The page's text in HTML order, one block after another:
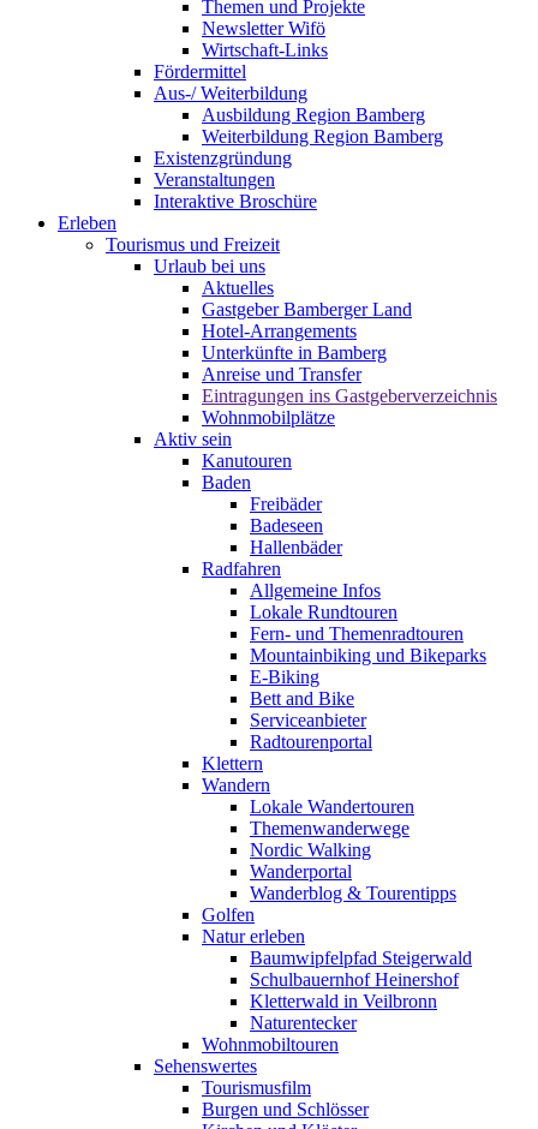
Themen und Projekte
Newsletter Wifö
Wirtschaft-Links
Fördermittel
Aus-/ Weiterbildung
Ausbildung Region Bamberg
Weiterbildung Region Bamberg
Existenzgründung
Veranstaltungen
Interaktive Broschüre
Erleben
Tourismus und Freizeit
Urlaub bei uns
Aktuelles
Gastgeber Bamberger Land
Hotel-Arrangements
Unterkünfte in Bamberg
Anreise und Transfer
Eintragungen ins Gastgeberverzeichnis
Wohnmobilplätze
Aktiv sein
Kanutouren
Baden
Freibäder
Badeseen
Hallenbäder
Radfahren
Allgemeine Infos
Lokale Rundtouren
Fern- und Themenradtouren
Mountainbiking und Bikeparks
E-Biking
Bett and Bike
Serviceanbieter
Radtourenportal
Klettern
Wandern
Lokale Wandertouren
Themenwanderwege
Nordic Walking
Wanderportal
Wanderblog & Tourentipps
Golfen
Natur erleben
Baumwipfelpfad Steigerwald
Schulbauernhof Heinershof
Kletterwald in Veilbronn
Naturentecker
Wohnmobiltouren
Sehenswertes
Tourismusfilm
Burgen und Schlösser